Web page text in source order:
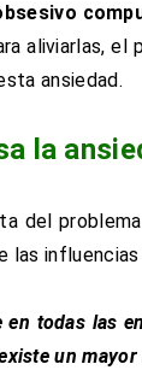
aliviarlas,
ansiedad.
la
del
las
en todas las
un